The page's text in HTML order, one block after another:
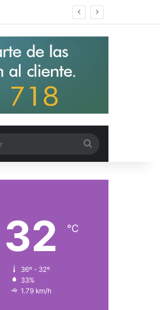
por
32 ℃
36º - 32º
33%
1.79 km/h